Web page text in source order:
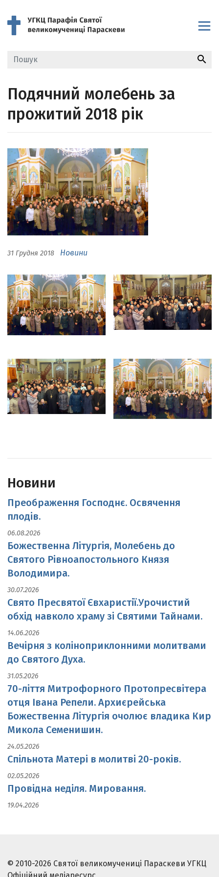
search
Подячний молебень за
прожитий 2018 рік
31 Грудня 2018 Новини
Новини
Преображення Господнє. Освячення
плодів.
06.08.2026
Божественна Літургія, Молебень до
Святого Рівноапостольного Князя
Володимира.
30.07.2026
Свято Пресвятої Євхаристії.Урочистий
обхід навколо храму зі Святими Тайнами.
14.06.2026
Вечірня з коліноприклонними молитвами
до Святого Духа.
31.05.2026
70-ліття Митрофорного Протопресвітера
отця Івана Репели. Архиєрейська
Божественна Літургія очолює владика Кир
Микола Семенишин.
24.05.2026
Спільнота Матері в молитві 20-років.
02.05.2026
Провідна неділя. Мировання.
19.04.2026
© 2010-2026 Святої великомучениці Параскеви УГКЦ